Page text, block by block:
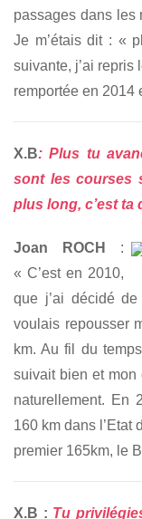
passages dans les
Je m’étais dit : «
suivante, j’ai repris
remportée en 2014
X.B: Plus tu
sont les courses
plus long, c’est ta
Joan ROCH
:
« C’est en 2010,
que j’ai décidé de
voulais repousser
km. Au fil du
suivait bien et mon
naturellement. En
160 km dans l’Etat
premier 165km, le
X.B : Tu